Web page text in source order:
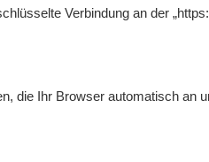
Verbindung an der
die Ihr Browser automatisch an